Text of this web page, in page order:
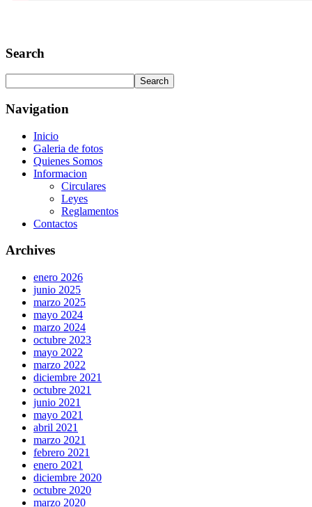
Search
Navigation
Inicio
Galeria de fotos
Quienes Somos
Informacion
Circulares
Leyes
Reglamentos
Contactos
Archives
enero 2026
junio 2025
marzo 2025
mayo 2024
marzo 2024
octubre 2023
mayo 2022
marzo 2022
diciembre 2021
octubre 2021
junio 2021
mayo 2021
abril 2021
marzo 2021
febrero 2021
enero 2021
diciembre 2020
octubre 2020
marzo 2020